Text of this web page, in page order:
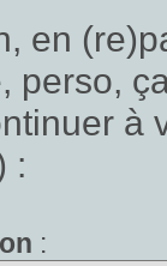
en
perso,
à
:
: